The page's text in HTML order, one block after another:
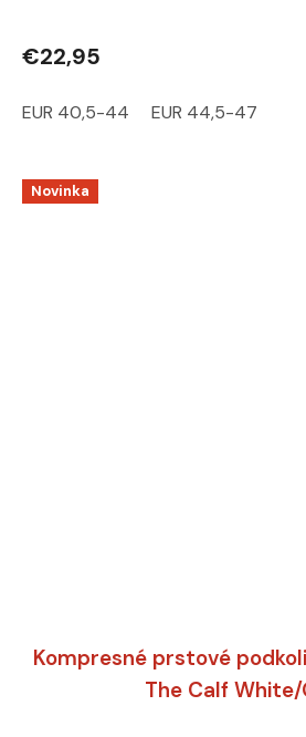
€22,95
EUR 40,5-44 EUR 44,5-47
Novinka
Kompresné prstové
The Calf